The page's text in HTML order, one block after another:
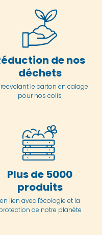
de nos
déchets
recyclant le carton en calage
pour nos colis
Plus de 5000
produits
en lien avec l'écologie et la
de notre planète